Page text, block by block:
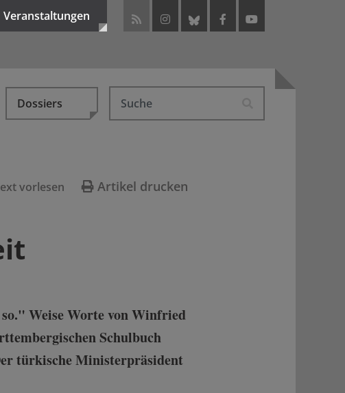
Dossiers
vorlesen Artikel drucken
Weise Worte von Winfried
Schulbuch
türkische Ministerpräsident